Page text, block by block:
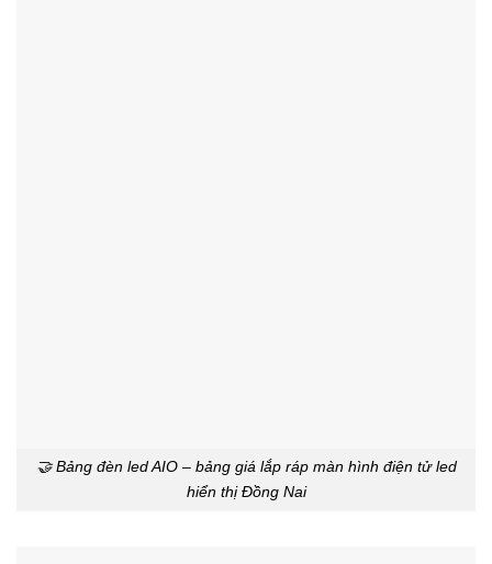
🤝 Bảng đèn led AIO – bảng giá lắp ráp màn hình điện tử led
hiển thị Đồng Nai